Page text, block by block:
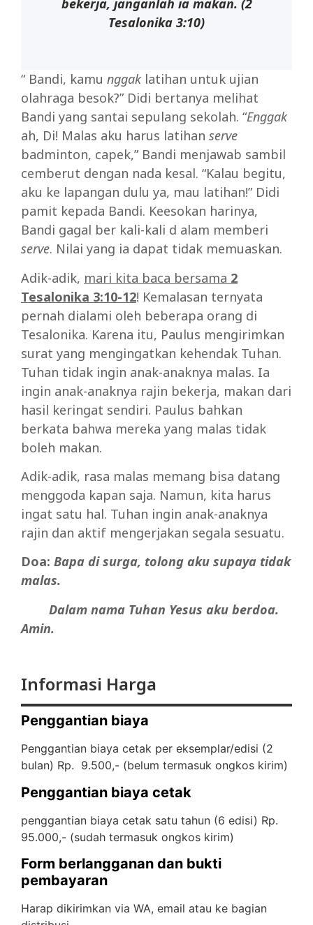
bekerja, janganlah ia makan. (2
Tesalonika 3:10)
“ Bandi, kamu nggak latihan untuk ujian
olahraga besok?” Didi bertanya melihat
Bandi yang santai sepulang sekolah. “Enggak
ah, Di! Malas aku harus latihan serve
badminton, capek,” Bandi menjawab sambil
cemberut dengan nada kesal. “Kalau begitu,
aku ke lapangan dulu ya, mau latihan!” Didi
pamit kepada Bandi. Keesokan harinya,
Bandi gagal ber kali-kali d alam memberi
serve. Nilai yang ia dapat tidak memuaskan.
Adik-adik, mari kita baca bersama 2
Tesalonika 3:10-12! Kemalasan ternyata
pernah dialami oleh beberapa orang di
Tesalonika. Karena itu, Paulus mengirimkan
surat yang mengingatkan kehendak Tuhan.
Tuhan tidak ingin anak-anaknya malas. Ia
ingin anak-anaknya rajin bekerja, makan dari
hasil keringat sendiri. Paulus bahkan
berkata bahwa mereka yang malas tidak
boleh makan.
Adik-adik, rasa malas memang bisa datang
menggoda kapan saja. Namun, kita harus
ingat satu hal. Tuhan ingin anak-anaknya
rajin dan aktif mengerjakan segala sesuatu.
Doa: Bapa di surga, tolong aku supaya tidak
malas.
Dalam nama Tuhan Yesus aku berdoa.
Amin.
Informasi Harga
Penggantian biaya
Penggantian biaya cetak per eksemplar/edisi (2
bulan) Rp. 9.500,- (belum termasuk ongkos kirim)
Penggantian biaya cetak
penggantian biaya cetak satu tahun (6 edisi) Rp.
95.000,- (sudah termasuk ongkos kirim)
Form berlangganan dan bukti
pembayaran
Harap dikirimkan via WA, email atau ke bagian